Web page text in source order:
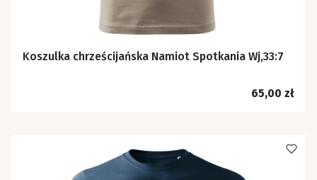
Koszulka chrześcijańska Namiot Spotkania Wj,33:7
Cena
65,00 zł